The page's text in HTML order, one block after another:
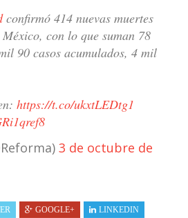
confirmó 414 nuevas muertes
México, con lo que suman 78
90 casos acumulados, 4 mil
https://t.co/ukxtLEDtg1
3 de octubre de
GOOGLE+
LINKEDIN